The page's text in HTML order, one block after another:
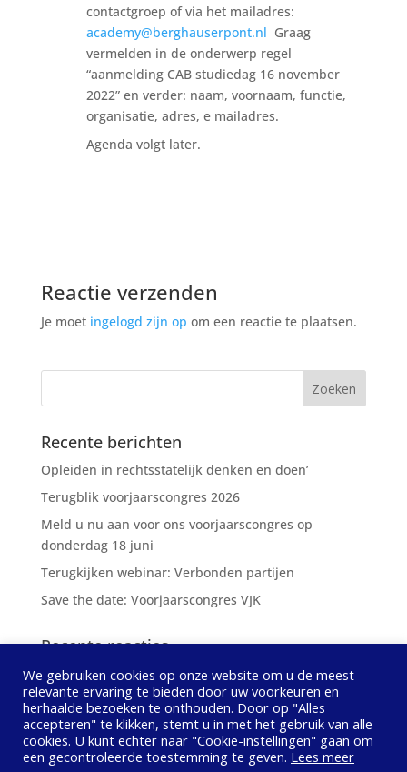
contactgroep of via het mailadres:
academy@berghauserpont.nl Graag
vermelden in de onderwerp regel
“aanmelding CAB studiedag 16 november
2022” en verder: naam, voornaam, functie,
organisatie, adres, e mailadres.
Agenda volgt later.
Reactie verzenden
Je moet ingelogd zijn op om een reactie te plaatsen.
Recente berichten
Opleiden in rechtsstatelijk denken en doen’
Terugblik voorjaarscongres 2026
Meld u nu aan voor ons voorjaarscongres op
donderdag 18 juni
Terugkijken webinar: Verbonden partijen
Save the date: Voorjaarscongres VJK
Recente reacties
Privacybeleid Contact opnemen
We gebruiken cookies op onze website om u de meest
relevante ervaring te bieden door uw voorkeuren en
herhaalde bezoeken te onthouden. Door op "Alles
accepteren" te klikken, stemt u in met het gebruik van alle
cookies. U kunt echter naar "Cookie-instellingen" gaan om
een ​​gecontroleerde toestemming te geven. Lees meer